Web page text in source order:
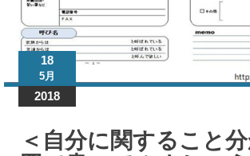
マニ
ュア
＜自
関す
るこ
18
5月
2018
＜自分に関すること